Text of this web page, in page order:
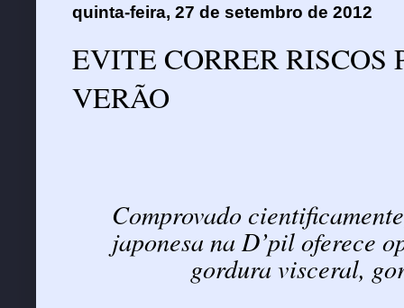
quinta-feira, 27 de setembro de 2012
EVITE CORRER RISCOS
VERÃO
Comprovado
japonesa na D’pil oferece
gordura visceral,